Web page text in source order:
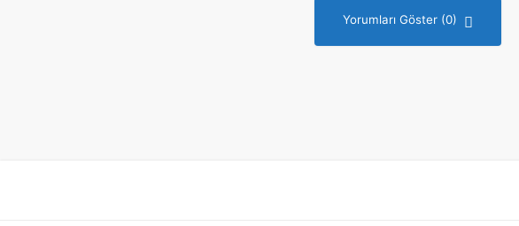
Yorumları Göster (0)